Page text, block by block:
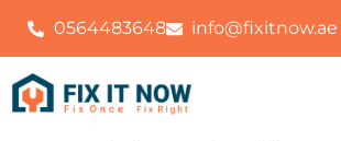
0564483648 info@fixitnow.ae